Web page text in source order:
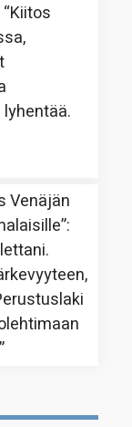
Kiitos
Venäjän
:
”